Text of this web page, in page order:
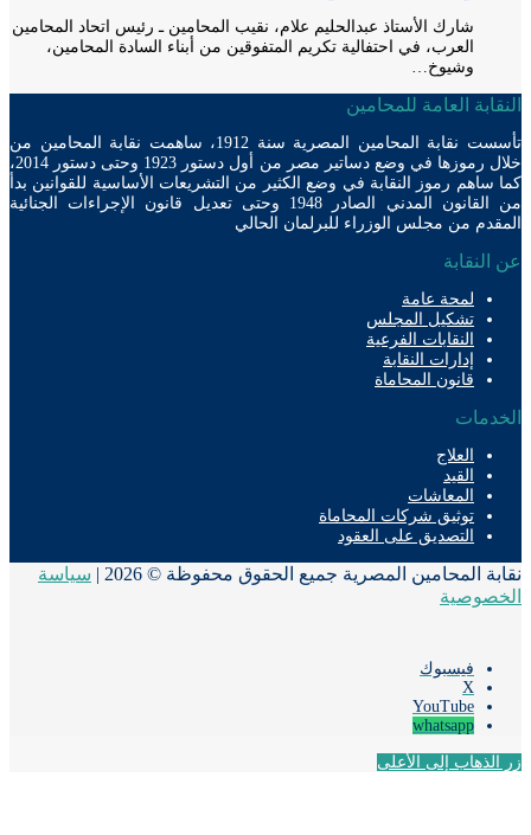
شارك الأستاذ عبدالحليم علام، نقيب المحامين ـ رئيس اتحاد المحامين
العرب، في احتفالية تكريم المتفوقين من أبناء السادة المحامين،
وشيوخ…
العامة للمحامين
تأسست نقابة المحامين المصرية سنة 1912، ساهمت نقابة المحامين من
خلال رموزها في وضع دساتير مصر من أول دستور 1923 وحتى دستور 2014،
رموز النقابة في وضع الكثير من التشريعات الأساسية للقوانين بدأ
من القانون المدني الصادر 1948 وحتى تعديل قانون الإجراءات الجنائية
من مجلس الوزراء للبرلمان الحالي
لمحة عامة
تشكيل المجلس
النقابات الفرعية
إدارات النقابة
قانون المحاماة
العلاج
القيد
المعاشات
توثيق شركات المحاماة
التصديق على العقود
المحامين المصرية جميع الحقوق محفوظة © 2026 |
سياسة
فيسبوك
‫YouTube
whatsapp
إلى الأعلى